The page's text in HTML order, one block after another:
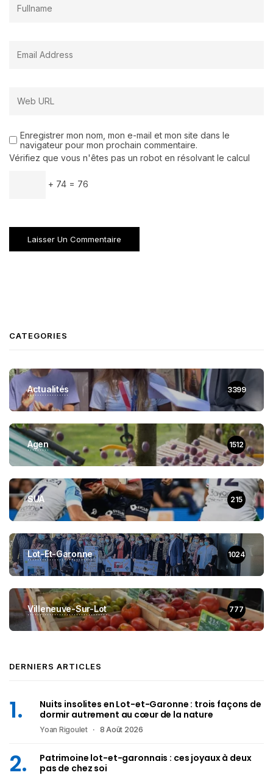
Enregistrer mon nom, mon e-mail et mon site dans le
navigateur pour mon prochain commentaire.
Vérifiez que vous n'êtes pas un robot en résolvant le calcul
+ 74 = 76
CATEGORIES
Actualités 3399
Agen 1512
SUA 215
Lot-Et-Garonne 1024
Villeneuve-Sur-Lot 777
DERNIERS ARTICLES
Nuits insolites en Lot-et-Garonne : trois façons de
dormir autrement au cœur de la nature
Yoan Rigoulet 8 Août 2026
Patrimoine lot-et-garonnais : ces joyaux à deux
pas de chez soi